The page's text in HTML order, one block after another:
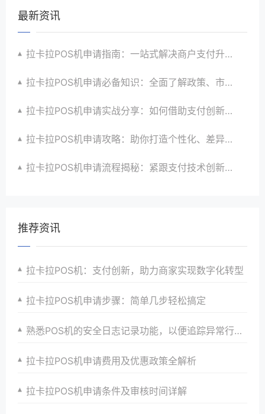
最新资讯
拉卡拉POS机申请指南：一站式解决商户支付升级、智能化与创新需求
拉卡拉POS机申请必备知识：全面了解政策、市场、技术与创新趋势
拉卡拉POS机申请实战分享：如何借助支付创新技术提升商户运营效益与效率
拉卡拉POS机申请攻略：助你打造个性化、差异化支付体验以提升竞争力
拉卡拉POS机申请流程揭秘：紧跟支付技术创新步伐，抢占市场先机
推荐资讯
拉卡拉POS机：支付创新，助力商家实现数字化转型
拉卡拉POS机申请步骤：简单几步轻松搞定
熟悉POS机的安全日志记录功能，以便追踪异常行为。
拉卡拉POS机申请费用及优惠政策全解析
拉卡拉POS机申请条件及审核时间详解